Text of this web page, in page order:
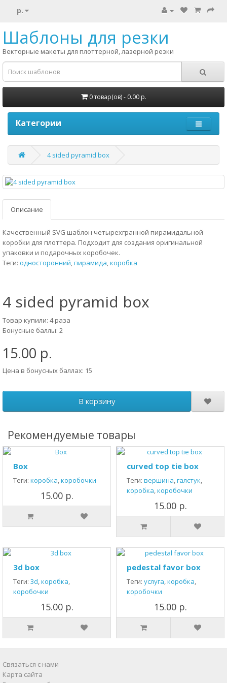
р.
Шаблоны для резки
Векторные макеты для плоттерной, лазерной резки
0 товар(ов) - 0.00 р.
Категории
4 sided pyramid box
Описание
Качественный SVG шаблон четырехгранной пирамидальной
коробки для плоттера. Подходит для создания оригинальной
упаковки и подарочных коробочек.
Теги: односторонний,пирамида,коробка
4 sided pyramid box
Товар купили: 4 раза
Бонусные баллы: 2
15.00 р.
Цена в бонусных баллах: 15
В корзину
Рекомендуемые товары
Box
Теги: коробка,коробочки
15.00 р.
curved top tie box
Теги: вершина,галстук,
коробка,коробочки
15.00 р.
3d box
Теги: 3d,коробка,
коробочки
15.00 р.
pedestal favor box
Теги: услуга,коробка,
коробочки
15.00 р.
Связаться с нами
Карта сайта